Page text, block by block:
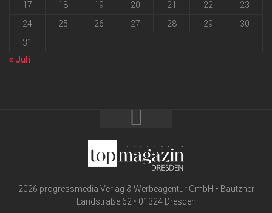
17
18 19 20 21 22
23
24
25 26 27 28 29
30
31
« Juli
2026 progressmedia Verlag & Werbeagentur GmbH • Bautzner
Landstraße 62 • 01324 Dresden